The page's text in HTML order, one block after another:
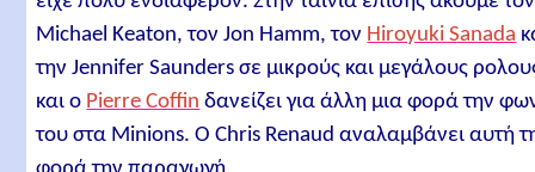
Michael Keaton, τον Jon Hamm, τον Hiroyuki Sanada
την Jennifer Saunders σε μικρούς και μεγάλους
και o Pierre Coffin δανείζει για άλλη μια φορά την
του στα Minions. Ο Chris Renaud αναλαμβάνει αυτή